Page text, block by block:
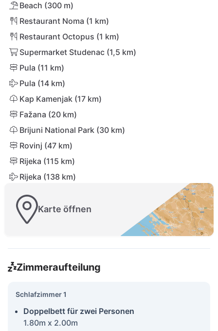
Beach (300 m)
Restaurant Noma (1 km)
Restaurant Octopus (1 km)
Supermarket Studenac (1,5 km)
Pula (11 km)
Pula (14 km)
Kap Kamenjak (17 km)
Fažana (20 km)
Brijuni National Park (30 km)
Rovinj (47 km)
Rijeka (115 km)
Rijeka (138 km)
Karte öffnen
Zimmeraufteilung
Schlafzimmer 1
Doppelbett für zwei Personen
1.80m x 2.00m